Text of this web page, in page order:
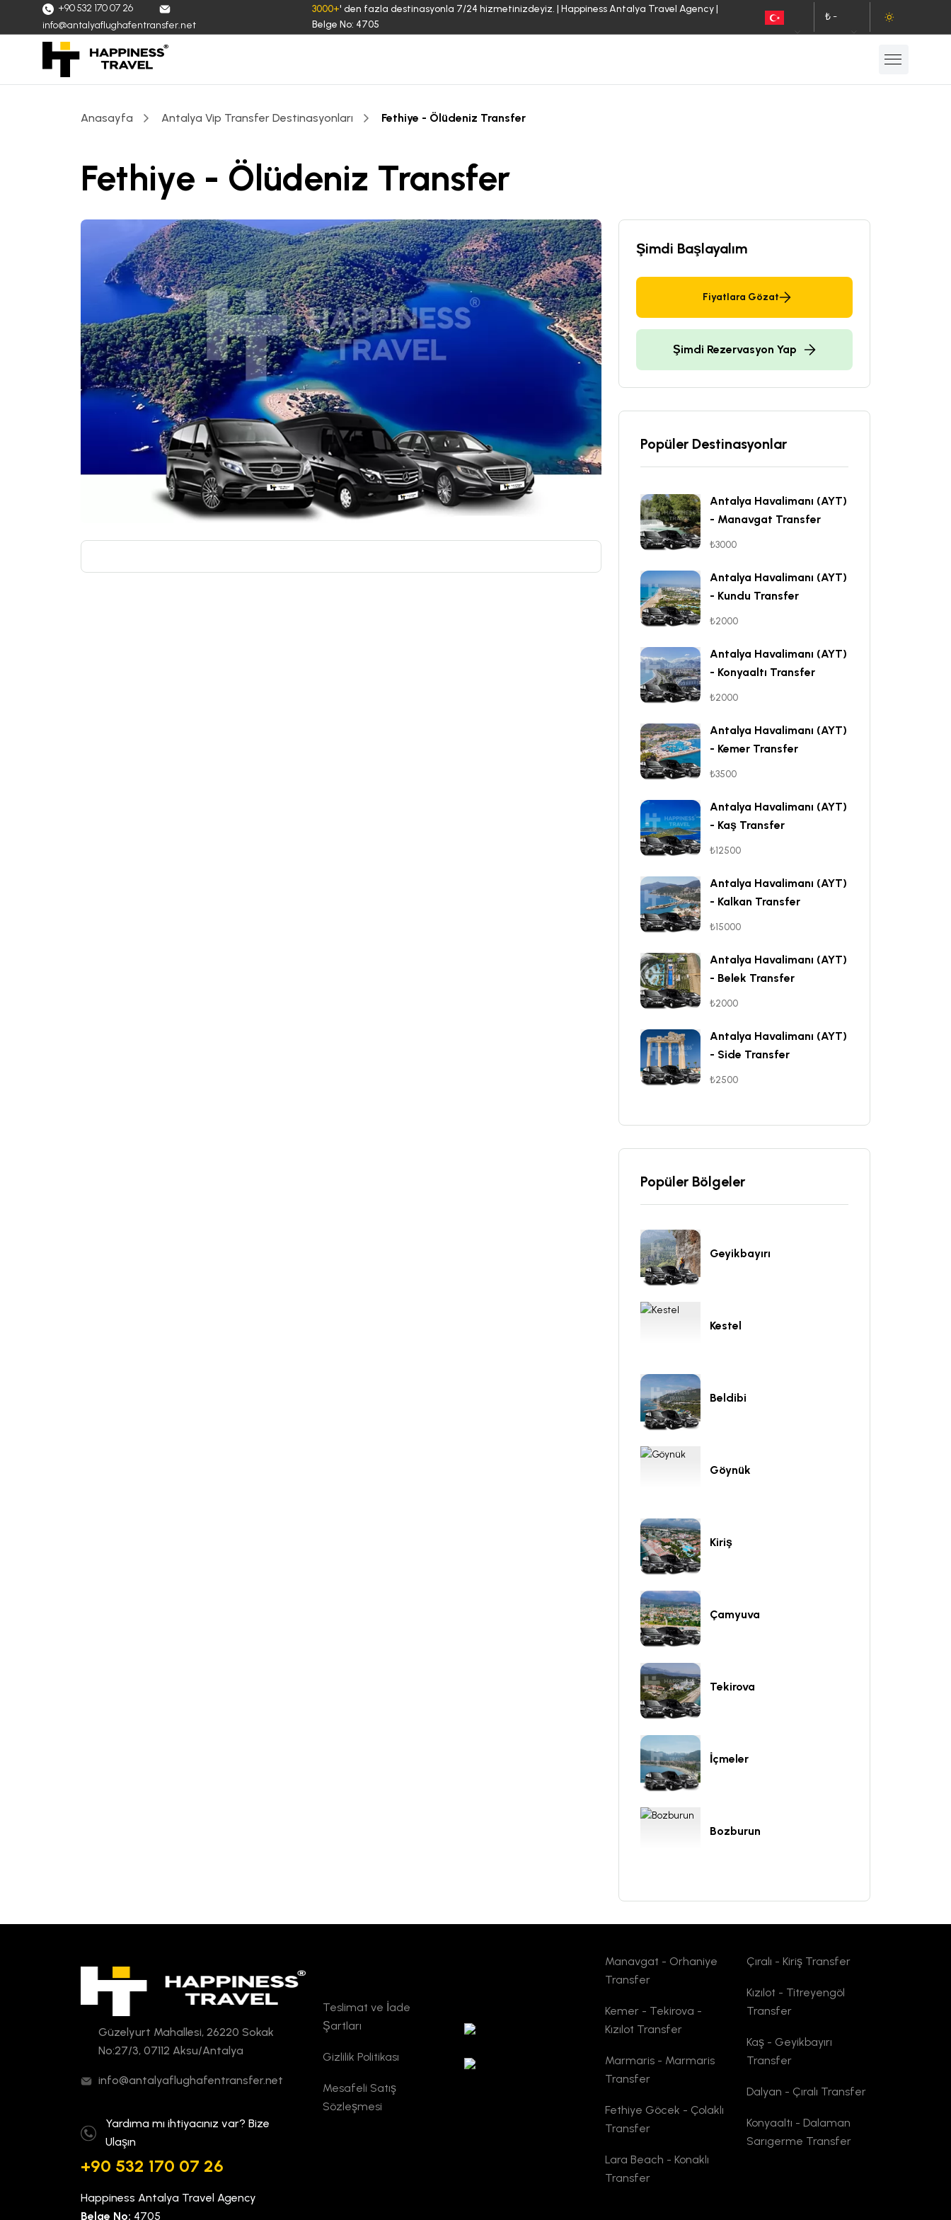
+90 532 170 07 26
info@antalyaflughafentransfer.net
3000+' den fazla destinasyonla 7/24 hizmetinizdeyiz. | Happiness Antalya Travel Agency |
Belge No: 4705
₺ -
Anasayfa Antalya Vip Transfer Destinasyonları Fethiye - Ölüdeniz Transfer
Fethiye - Ölüdeniz Transfer
Şimdi Başlayalım
Fiyatlara Gözat
Şimdi Rezervasyon Yap
Popüler Destinasyonlar
Antalya Havalimanı (AYT)
- Manavgat Transfer
₺3000
Antalya Havalimanı (AYT)
- Kundu Transfer
₺2000
Antalya Havalimanı (AYT)
- Konyaaltı Transfer
₺2000
Antalya Havalimanı (AYT)
- Kemer Transfer
₺3500
Antalya Havalimanı (AYT)
- Kaş Transfer
₺12500
Antalya Havalimanı (AYT)
- Kalkan Transfer
₺15000
Antalya Havalimanı (AYT)
- Belek Transfer
₺2000
Antalya Havalimanı (AYT)
- Side Transfer
₺2500
Popüler Bölgeler
Geyikbayırı
Kestel
Beldibi
Göynük
Kiriş
Çamyuva
Tekirova
İçmeler
Bozburun
Güzelyurt Mahallesi, 26220 Sokak
No:27/3, 07112 Aksu/Antalya
info@antalyaflughafentransfer.net
Yardıma mı ihtiyacınız var? Bize
Ulaşın
+90 532 170 07 26
Happiness Antalya Travel Agency
Belge No: 4705
Teslimat ve İade
Şartları
Gizlilik Politikası
Mesafeli Satış
Sözleşmesi
Manavgat - Orhaniye
Transfer
Kemer - Tekirova -
Kızılot Transfer
Marmaris - Marmaris
Transfer
Fethiye Göcek - Çolaklı
Transfer
Lara Beach - Konaklı
Transfer
Çıralı - Kiriş Transfer
Kızılot - Titreyengöl
Transfer
Kaş - Geyikbayırı
Transfer
Dalyan - Çıralı Transfer
Konyaaltı - Dalaman
Sarıgerme Transfer